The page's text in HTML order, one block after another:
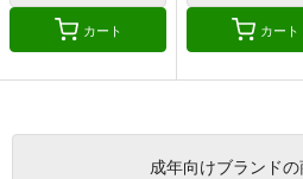
カート カート
成年向けブランド